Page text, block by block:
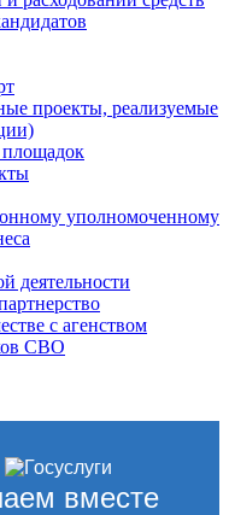
проекты, реализуемые
уполномоченному
деятельности
с агенством
СВО
вместе